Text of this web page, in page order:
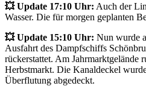
💥 Update 17:10 Uhr: Auch der
Wasser. Die für morgen geplanten
💥 Update 15:10 Uhr: Nun wurde
Ausfahrt des Dampfschiffs
rückerstattet. Am Jahrmarktgelände
Herbstmarkt. Die Kanaldeckel
Überflutung abgedeckt.